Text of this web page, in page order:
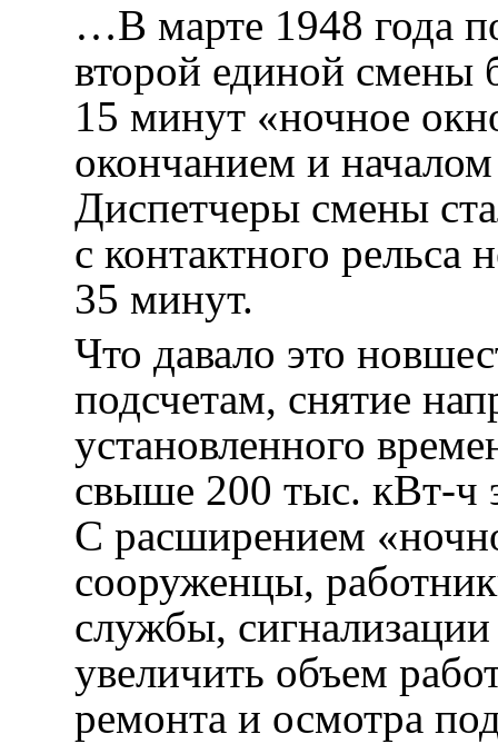
…В марте 1948 года
второй единой смены
15 минут «ночное
окончанием и
Диспетчеры смены
с контактного рельса
35 минут.
Что давало это
подсчетам, снятие
установленного
свыше 200 тыс. кВт-ч
С расширением
сооруженцы,
службы,
увеличить объем
ремонта и осмотра